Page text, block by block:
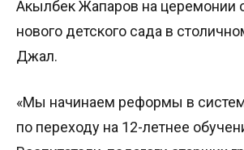
Акылбек Жапаров на церемонии
нового детского сада в
Джал.
«Мы начинаем реформы в
по переходу на 12-летнее